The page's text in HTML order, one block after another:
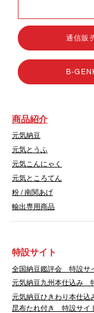
通信販
B-
商品紹介
元気納豆
元気とうふ
元気こんにゃく
元気ところてん
​粉 / 南関あげ
輸出専用商品
​特設サイト
全国納豆鑑評会 特設サ
元気納豆九州本仕込み
元気納豆ひきわり本仕
昆布たれ付き 特設サイ